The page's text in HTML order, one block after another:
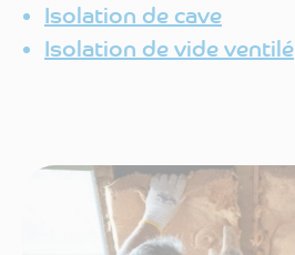
Isolation de cave
Isolation de vide ventilé